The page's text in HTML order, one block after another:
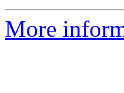
More